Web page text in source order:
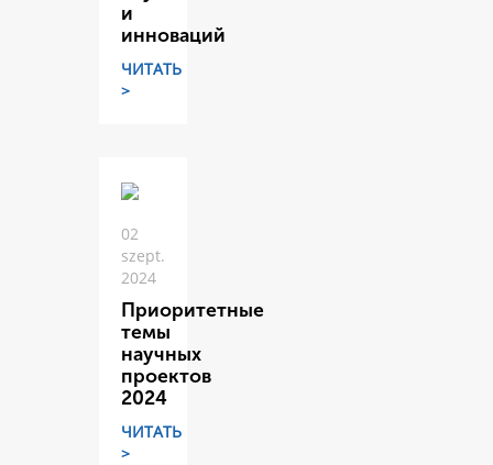
и
инноваций
ЧИТАТЬ
>
02
szept.
2024
Приоритетные
темы
научных
проектов
2024
ЧИТАТЬ
>